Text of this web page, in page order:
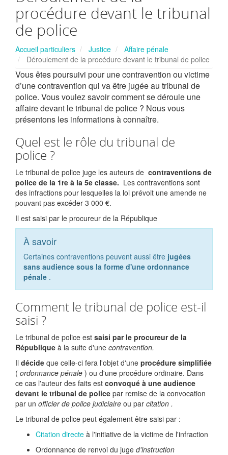
procédure devant le tribunal
de police
Accueil particuliers Justice
Affaire pénale
Déroulement de la procédure devant le tribunal de police
Vous êtes poursuivi pour une contravention ou victime
d’une contravention qui va être jugée au tribunal de
police. Vous voulez savoir comment se déroule une
affaire devant le tribunal de police ? Nous vous
présentons les informations à connaître.
Quel est le rôle du tribunal de
police ?
Le tribunal de police juge les auteurs de contraventions de
police de la 1re à la 5e classe. Les contraventions sont
des infractions pour lesquelles la loi prévoit une amende ne
pouvant pas excéder 3 000 €.
Il est saisi par le procureur de la République
À savoir
Certaines contraventions peuvent aussi être jugées
sans audience sous la forme d'une ordonnance
pénale .
Comment le tribunal de police est-il
saisi ?
Le tribunal de police est saisi par le procureur de la
République à la suite d'une contravention.
Il décide que celle-ci fera l'objet d'une procédure simplifiée
( ordonnance pénale ) ou d'une procédure ordinaire. Dans
ce cas l'auteur des faits est convoqué à une audience
devant le tribunal de police par remise de la convocation
par un officier de police judiciaire ou par citation .
Le tribunal de police peut également être saisi par :
Citation directe à l'initiative de la victime de l'infraction
Ordonnance de renvoi du juge d'instruction